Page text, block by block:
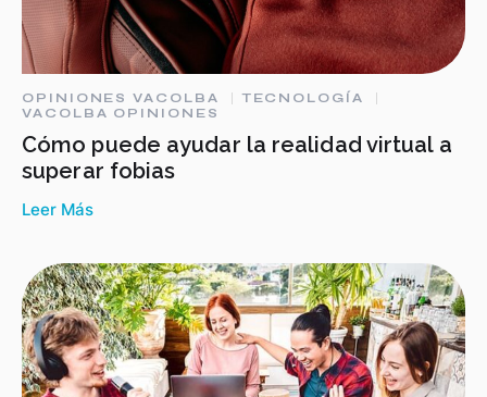
OPINIONES VACOLBA
TECNOLOGÍA
VACOLBA OPINIONES
Cómo puede ayudar la realidad virtual a
superar fobias
Leer Más